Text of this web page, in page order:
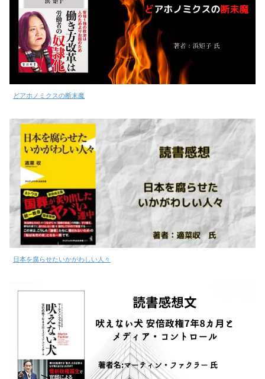
どアホノミクスの断末魔
日本を腐らせたいかがわしい人々